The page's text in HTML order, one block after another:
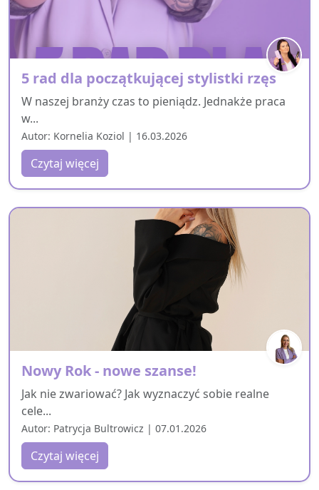
5 rad dla początkującej stylistki rzęs
W naszej branży czas to pieniądz. Jednakże praca
w...
Autor: Kornelia Koziol | 16.03.2026
Czytaj więcej
Nowy Rok - nowe szanse!
Jak nie zwariować? Jak wyznaczyć sobie realne
cele...
Autor: Patrycja Bultrowicz | 07.01.2026
Czytaj więcej